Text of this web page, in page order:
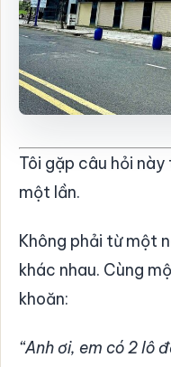
Tôi gặp câu hỏi
một lần.
Không phải từ một
khác nhau. Cùng
khoăn:
“Anh ơi, em có 2 lô